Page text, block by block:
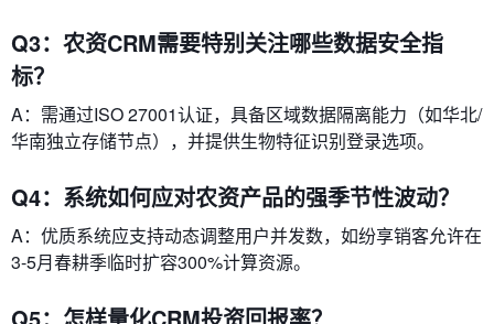
Q3：农资CRM需要特别关注哪些数据安全指
标？
A：需通过ISO 27001认证，具备区域数据隔离能力（如华北/
华南独立存储节点），并提供生物特征识别登录选项。
Q4：系统如何应对农资产品的强季节性波动？
A：优质系统应支持动态调整用户并发数，如纷享销客允许在
3-5月春耕季临时扩容300%计算资源。